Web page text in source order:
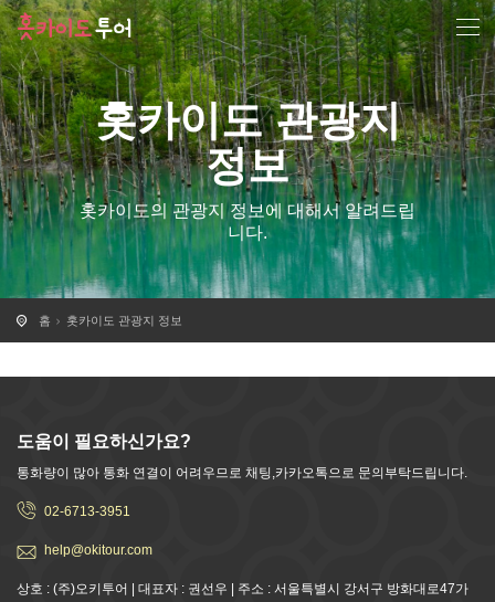
홋카이도 관광지
정보
홋카이도의 관광지 정보에 대해서 알려드립
니다.
홈 홋카이도 관광지 정보
도움이 필요하신가요?
통화량이 많아 통화 연결이 어려우므로 채팅,카카오톡으로 문의부탁드립니다.
02-6713-3951
help@okitour.com
상호 : (주)오키투어 | 대표자 : 권선우 | 주소 : 서울특별시 강서구 방화대로47가